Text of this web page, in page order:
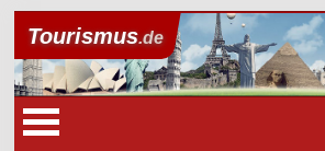
Tourismus.de